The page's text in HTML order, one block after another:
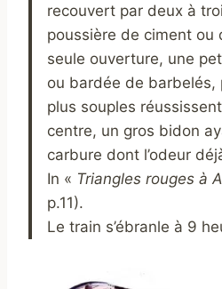
recouvert par deux à
poussière de ciment ou
seule ouverture, une
ou bardée de barbelés,
plus souples
centre, un gros bidon
carbure dont l’odeur
In « Triangles rouges à
p.11).
Le train s’ébranle à 9